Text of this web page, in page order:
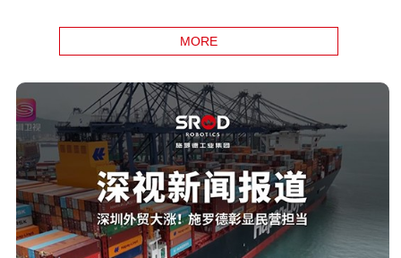
服务升级！天津、武汉售后网点正式启用
MORE